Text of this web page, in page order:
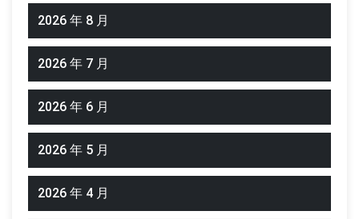
2026 年 8 月
2026 年 7 月
2026 年 6 月
2026 年 5 月
2026 年 4 月